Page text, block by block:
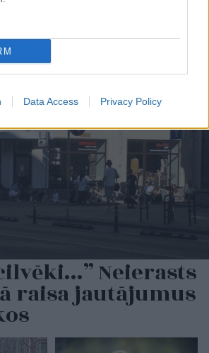
Data Access Privacy Policy
Neierasts
raisa jautājumus